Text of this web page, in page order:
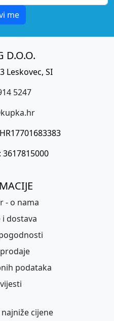
me
D.O.O.
Leskovec, SI
5247
- o nama
i dostava
podataka
cijene